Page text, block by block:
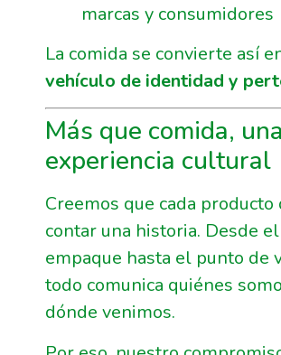
marcas y consumidores
La comida se convierte así
vehículo de identidad y
Más que comida, una
experiencia cultural
Creemos que cada producto
contar una historia. Desde el
empaque hasta el punto de
todo comunica quiénes
dónde venimos.